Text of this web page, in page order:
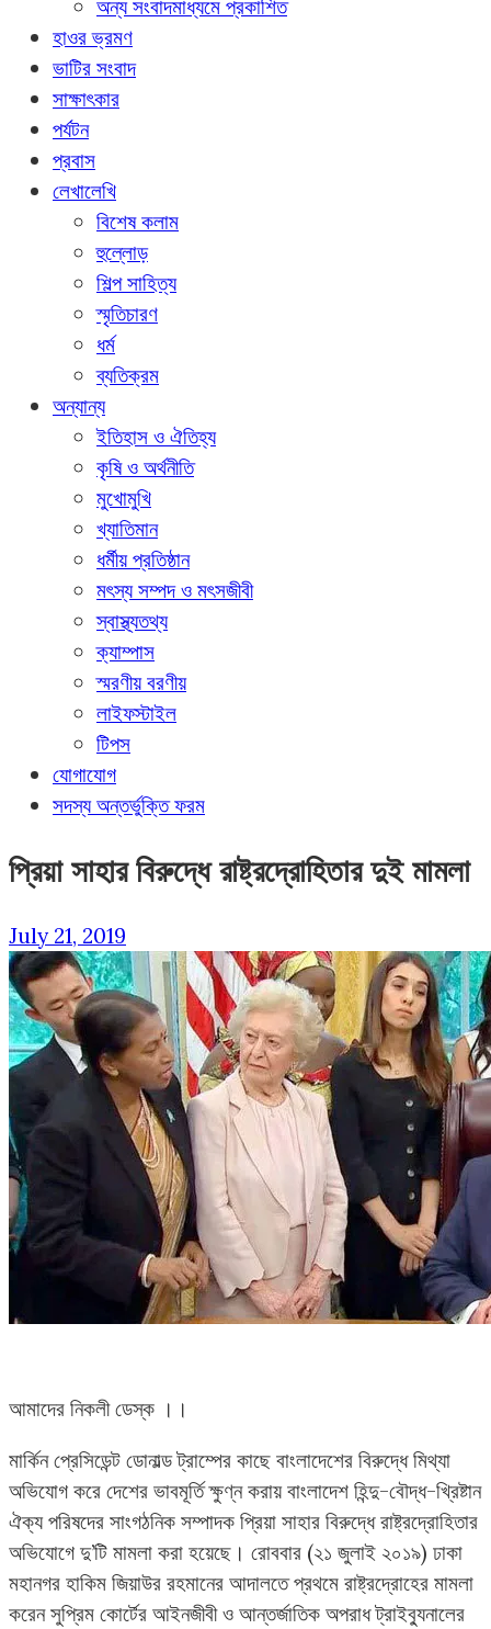
অন্য সংবাদমাধ্যমে প্রকাশিত
হাওর ভ্রমণ
ভাটির সংবাদ
সাক্ষাৎকার
পর্যটন
প্রবাস
লেখালেখি
বিশেষ কলাম
হুল্লোড়
শিল্প সাহিত্য
স্মৃতিচারণ
ধর্ম
ব্যতিক্রম
অন্যান্য
ইতিহাস ও ঐতিহ্য
কৃষি ও অর্থনীতি
মুখোমুখি
খ্যাতিমান
ধর্মীয় প্রতিষ্ঠান
মৎস্য সম্পদ ও মৎসজীবী
স্বাস্থ্যতথ্য
ক্যাম্পাস
স্মরণীয় বরণীয়
লাইফস্টাইল
টিপস
যোগাযোগ
সদস্য অন্তর্ভুক্তি ফরম
প্রিয়া সাহার বিরুদ্ধে রাষ্ট্রদ্রোহিতার দুই মামলা
July 21, 2019
আমাদের নিকলী ডেস্ক ।।
মার্কিন প্রেসিডেন্ট ডোনাল্ড ট্রাম্পের কাছে বাংলাদেশের বিরুদ্ধে মিথ্যা
অভিযোগ করে দেশের ভাবমূর্তি ক্ষুণ্ন করায় বাংলাদেশ হিন্দু-বৌদ্ধ-খ্রিষ্টান
ঐক্য পরিষদের সাংগঠনিক সম্পাদক প্রিয়া সাহার বিরুদ্ধে রাষ্ট্রদ্রোহিতার
অভিযোগে দু’টি মামলা করা হয়েছে। রোববার (২১ জুলাই ২০১৯) ঢাকা
মহানগর হাকিম জিয়াউর রহমানের আদালতে প্রথমে রাষ্ট্রদ্রোহের মামলা
করেন সুপ্রিম কোর্টের আইনজীবী ও আন্তর্জাতিক অপরাধ ট্রাইব্যুনালের